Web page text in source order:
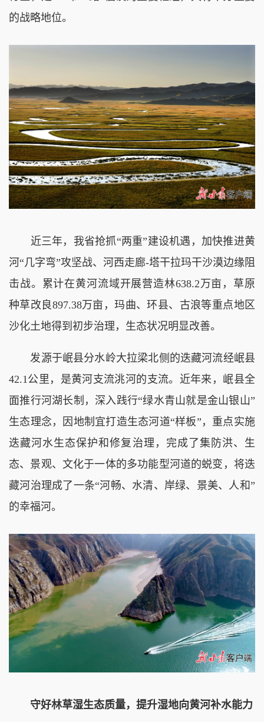
的战略地位。
近三年，我省抢抓“两重”建设机遇，加快推进黄
河“几字弯”攻坚战、河西走廊-塔干拉玛干沙漠边缘阻
击战。累计在黄河流域开展营造林638.2万亩，草原
种草改良897.38万亩，玛曲、环县、古浪等重点地区
沙化土地得到初步治理，生态状况明显改善。
发源于岷县分水岭大拉梁北侧的迭藏河流经岷县
42.1公里，是黄河支流洮河的支流。近年来，岷县全
面推行河湖长制，深入践行“绿水青山就是金山银山”
生态理念，因地制宜打造生态河道“样板”，重点实施
迭藏河水生态保护和修复治理，完成了集防洪、生
态、景观、文化于一体的多功能型河道的蜕变，将迭
藏河治理成了一条“河畅、水清、岸绿、景美、人和”
的幸福河。
守好林草湿生态质量，提升湿地向黄河补水能力